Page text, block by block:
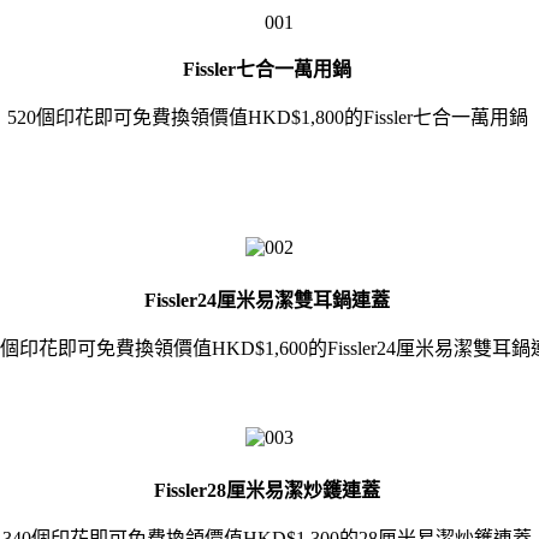
Fissler七合一萬用鍋
520個印花即可免費換領價值HKD$1,800的Fissler七合一萬用鍋
Fissler24厘米易潔雙耳鍋連蓋
印花即可免費換領價值HKD$1,600的Fissler24厘米易潔雙耳鍋
Fissler28厘米易潔炒鑊連蓋